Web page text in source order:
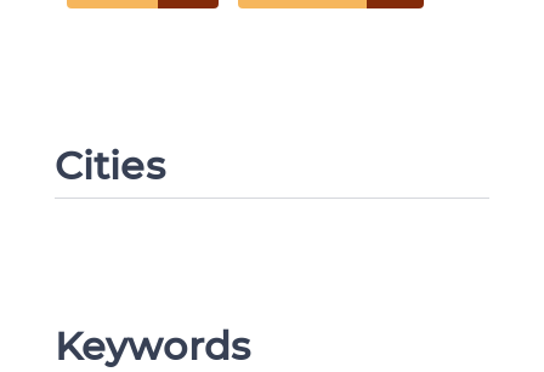
Cities
Keywords